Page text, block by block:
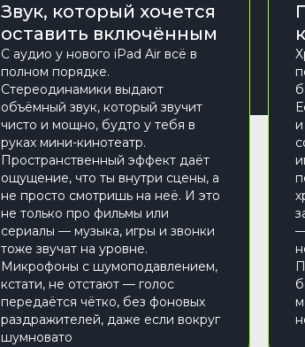
Звук, который хочется
оставить включённым
С аудио у нового iPad Air всё в
полном порядке.
Стереодинамики выдают
объёмный звук, который звучит
чисто и мощно, будто у тебя в
руках мини-кинотеатр.
Пространственный эффект даёт
ощущение, что ты внутри сцены, а
не просто смотришь на неё. И это
не только про фильмы или
сериалы — музыка, игры и звонки
тоже звучат на уровне.
Микрофоны с шумоподавлением,
кстати, не отстают — голос
передаётся чётко, без фоновых
раздражителей, даже если вокруг
шумновато